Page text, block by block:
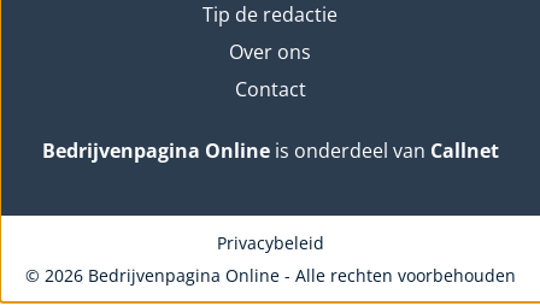
Tip de redactie
Over ons
Contact
Bedrijvenpagina Onlineis onderdeel van Callnet
© 2026 Bedrijvenpagina Online - Alle rechten voorbehouden
Privacybeleid